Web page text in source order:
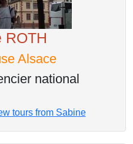
ROTH
Alsace
national
tours from Sabine